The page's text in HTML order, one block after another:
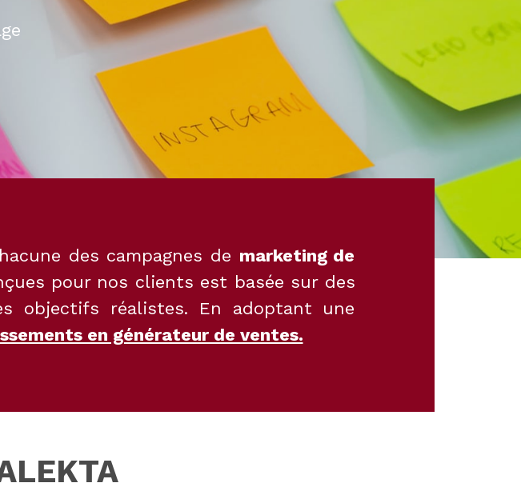
des campagnes de marketing de
pour nos clients est basée sur des
objectifs réalistes. En adoptant une
en générateur de ventes.